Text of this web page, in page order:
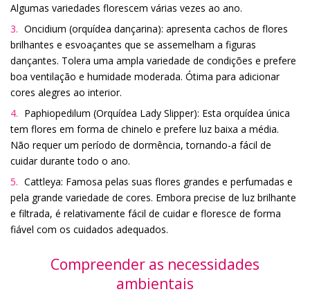
Algumas variedades florescem várias vezes ao ano.
Oncidium (orquídea dançarina): apresenta cachos de flores
brilhantes e esvoaçantes que se assemelham a figuras
dançantes. Tolera uma ampla variedade de condições e prefere
boa ventilação e humidade moderada. Ótima para adicionar
cores alegres ao interior.
Paphiopedilum (Orquídea Lady Slipper): Esta orquídea única
tem flores em forma de chinelo e prefere luz baixa a média.
Não requer um período de dormência, tornando-a fácil de
cuidar durante todo o ano.
Cattleya: Famosa pelas suas flores grandes e perfumadas e
pela grande variedade de cores. Embora precise de luz brilhante
e filtrada, é relativamente fácil de cuidar e floresce de forma
fiável com os cuidados adequados.
Compreender as necessidades
ambientais